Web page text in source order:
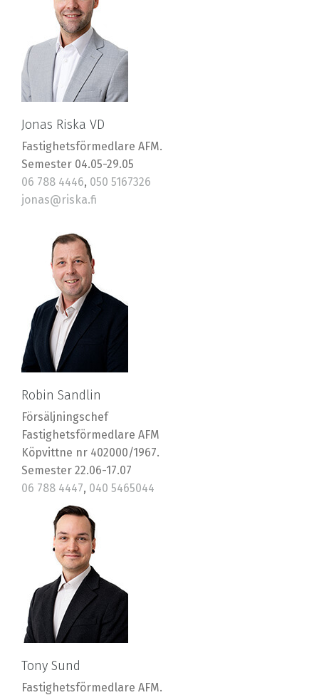
Jonas Riska VD
Fastighetsförmedlare AFM.
Semester 04.05-29.05
06 788 4446, 050 5167326
jonas@riska.fi
Robin Sandlin
Försäljningschef
Fastighetsförmedlare AFM
Köpvittne nr 402000/1967.
Semester 22.06-17.07
06 788 4447, 040 5465044
robin@riska.fi
Tony Sund
Fastighetsförmedlare AFM.